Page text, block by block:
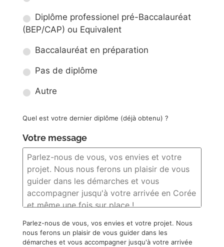
Diplôme professionel pré-Baccalauréat
(BEP/CAP) ou Equivalent
Baccalauréat en préparation
Pas de diplôme
Autre
Quel est votre dernier diplôme (déjà obtenu) ?
Votre message
Parlez-nous de vous, vos envies et votre projet. Nous
nous ferons un plaisir de vous guider dans les
démarches et vous accompagner jusqu'à votre arrivée